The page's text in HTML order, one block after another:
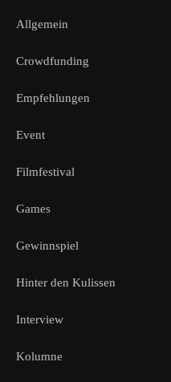
Allgemein
Crowdfunding
Empfehlungen
Event
Filmfestival
Games
Gewinnspiel
Hinter den Kulissen
Interview
Kolumne